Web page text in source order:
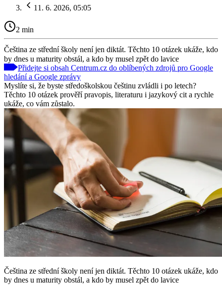
11. 6. 2026, 05:05
2 min
Čeština ze střední školy není jen diktát. Těchto 10 otázek ukáže, kdo
by dnes u maturity obstál, a kdo by musel zpět do lavice
Přidejte si obsah Centrum.cz do oblíbených zdrojů pro Google
hledání a Google zprávy
Myslíte si, že byste středoškolskou češtinu zvládli i po letech?
Těchto 10 otázek prověří pravopis, literaturu i jazykový cit a rychle
ukáže, co vám zůstalo.
Čeština ze střední školy není jen diktát. Těchto 10 otázek ukáže, kdo
by dnes u maturity obstál, a kdo by musel zpět do lavice